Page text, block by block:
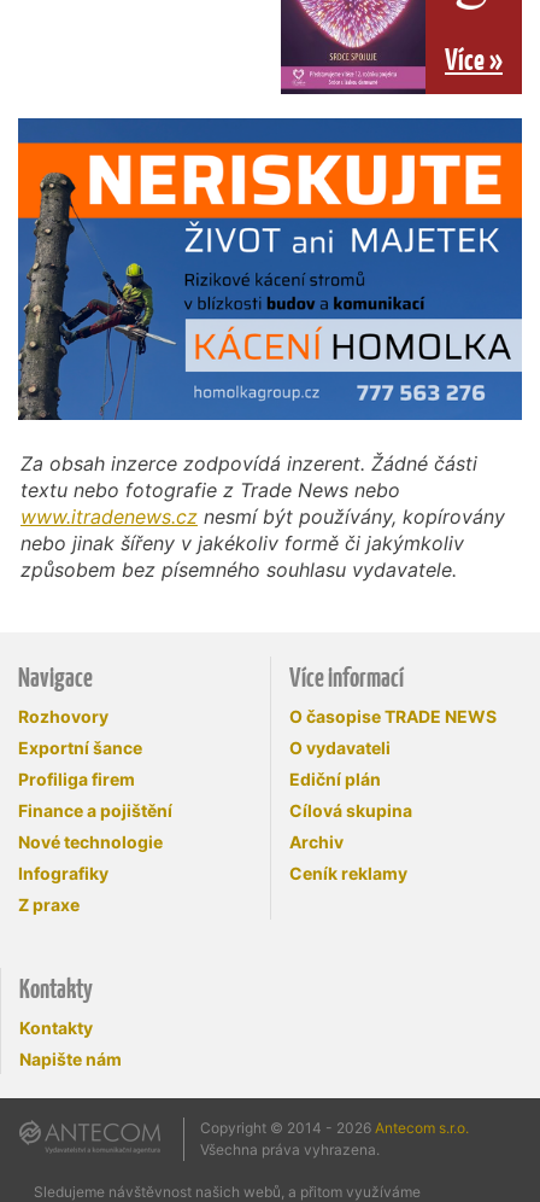
Více »
Za obsah inzerce zodpovídá inzerent. Žádné části
textu nebo fotografie z Trade News nebo
www.itradenews.cz nesmí být používány, kopírovány
nebo jinak šířeny v jakékoliv formě či jakýmkoliv
způsobem bez písemného souhlasu vydavatele.
Navigace
Rozhovory
Exportní šance
Profiliga firem
Finance a pojištění
Nové technologie
Infografiky
Z praxe
Více informací
O časopise TRADE NEWS
O vydavateli
Ediční plán
Cílová skupina
Archiv
Ceník reklamy
Kontakty
Kontakty
Napište nám
Copyright © 2014 - 2026 Antecom s.r.o.
Všechna práva vyhrazena.
Sledujeme návštěvnost našich webů, a přitom využíváme